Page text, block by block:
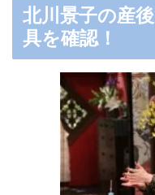
北川景子の産
具を確認！